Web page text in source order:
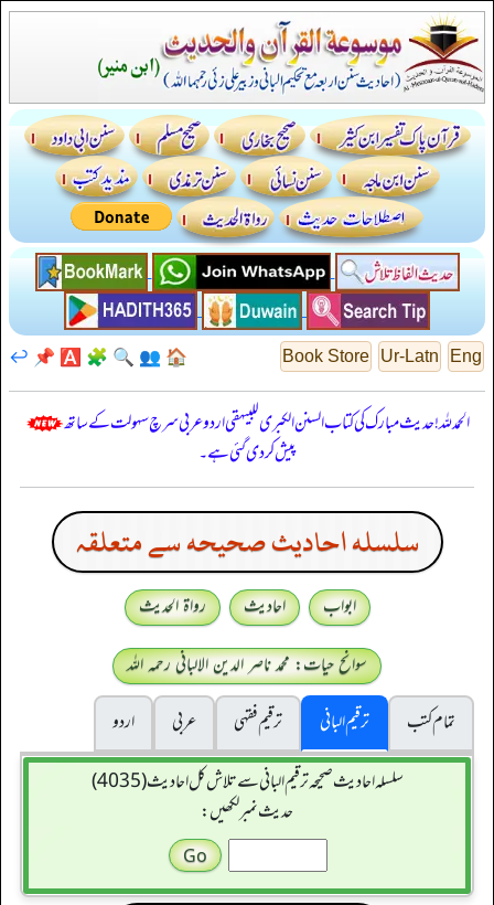
Eng
Ur-Latn
Book Store
🏠
👥
🔍
🧩
🅰️
📌
↩️
الحمدللہ! حدیث مبارک کی کتاب السنن الكبرى للبيهقي اردو عربی سرچ سہولت کے ساتھ
پیش کر دی گئی ہے۔
سلسله احاديث صحيحه سے متعلقہ
ابواب احادیث
رواۃ الحدیث
سوانح حیات: محمد ناصر الدین الالبانی رحمہ اللہ
تمام کتب
ترقیم البانی ترقيم فقہی عربی
اردو
سلسله احاديث صحيحه ترقیم البانی سے تلاش کل احادیث (4035)
حدیث نمبر لکھیں: